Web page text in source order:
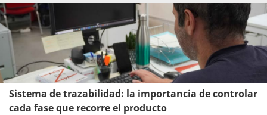
en una muestra en un ambiente húmedo controlado y
posterior verificación de su integridad física y eléctrica.
Sistema de trazabilidad: la importancia de controlar
cada fase que recorre el producto